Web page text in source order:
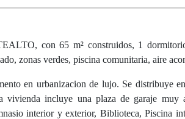
con 65 m² construidos, 1
zonas verdes, piscina comunitaria, aire
en urbanizacion de lujo. Se distribuye
vivienda incluye una plaza de garaje
interior y exterior, Biblioteca, Piscina